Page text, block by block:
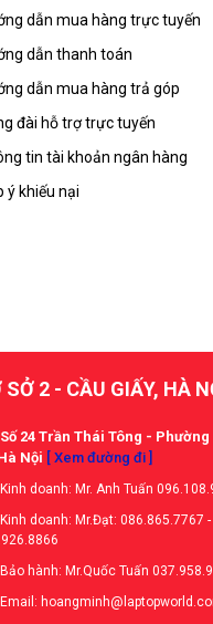
dẫn mua hàng trực tuyến
dẫn thanh toán
dẫn mua hàng trả góp
đài hỗ trợ trực tuyến
tin tài khoản ngân hàng
ý khiếu nại
SỞ 2 - CẦU GIẤY, HÀ
Số 24 Trần Thái Tông - Phường
Nội [ Xem đường đi ]
Kinh doanh: Mr. Anh Tuấn
Kinh doanh: Mr.Đạt: 086.865.7767 -
Bảo hành: Mr.Quốc Tuấn
Email: